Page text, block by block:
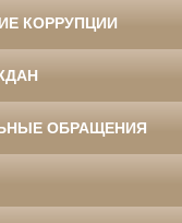
КОРРУПЦИИ
ОБРАЩЕНИЯ